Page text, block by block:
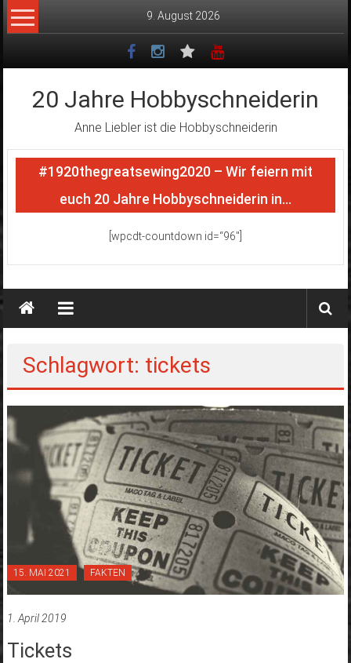
Zum
Inhalt
9. August 2026
20 Jahre Hobbyschneiderin
Anne Liebler ist die Hobbyschneiderin
#1920thegreatsewing2020 – Wir feiern mit
euch 20 Jahre Hobbyschneiderin in…
[wpcdt-countdown id=“96″]
Schlagwort: tickets
15. MAI 2021 FAKTEN
1. April 2019
Tickets